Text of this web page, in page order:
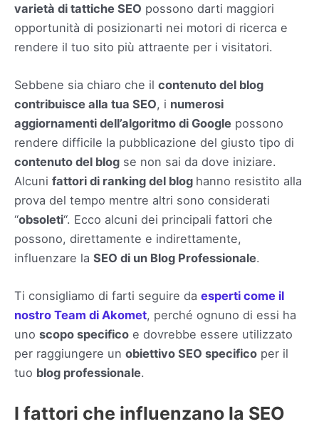
varietà di tattiche SEO possono darti maggiori
opportunità di posizionarti nei motori di ricerca e
rendere il tuo sito più attraente per i visitatori.
Sebbene sia chiaro che il contenuto del blog
contribuisce alla tua SEO, i numerosi
aggiornamenti dell’algoritmo di Google possono
rendere difficile la pubblicazione del giusto tipo di
contenuto del blog se non sai da dove iniziare.
Alcuni fattori di ranking del blog hanno resistito alla
prova del tempo mentre altri sono considerati
“obsoleti“. Ecco alcuni dei principali fattori che
possono, direttamente e indirettamente,
influenzare la SEO di un Blog Professionale.
Ti consigliamo di farti seguire da esperti come il
nostro Team di Akomet, perché ognuno di essi ha
uno scopo specifico e dovrebbe essere utilizzato
per raggiungere un obiettivo SEO specifico per il
tuo blog professionale.
I fattori che influenzano la SEO